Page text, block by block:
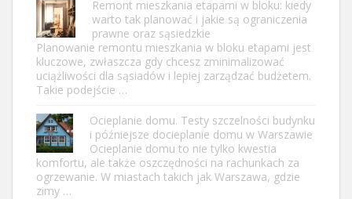
Remont mieszkania etapami w bloku: kiedy
warto tak planować i jakie są ograniczenia
prawne oraz sąsiedzkie
Planowanie remontu mieszkania w bloku etapami jest
kluczowe, zwłaszcza gdy chcesz zminimalizować
uciążliwości dla sąsiadów i lepiej zarządzać budżetem.
Takie podejście …
Ocieplanie domu. Testy szczelności budynku
i późniejsze docieplanie domu w Warszawie
Ocieplanie domu to nie tylko kwestia
komfortu, ale także oszczędności na rachunkach za
ogrzewanie. W miastach takich jak Warszawa, gdzie
zimy …